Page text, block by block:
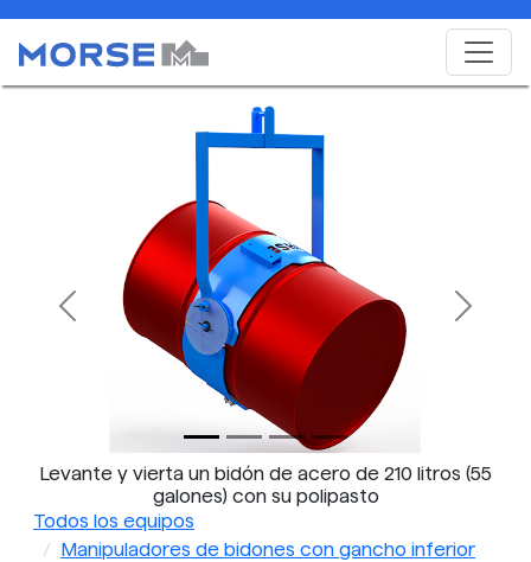
Levante y vierta un bidón de acero de 210 litros (55
galones) con su polipasto
Previous Next
Todos los equipos
Manipuladores de bidones con gancho inferior